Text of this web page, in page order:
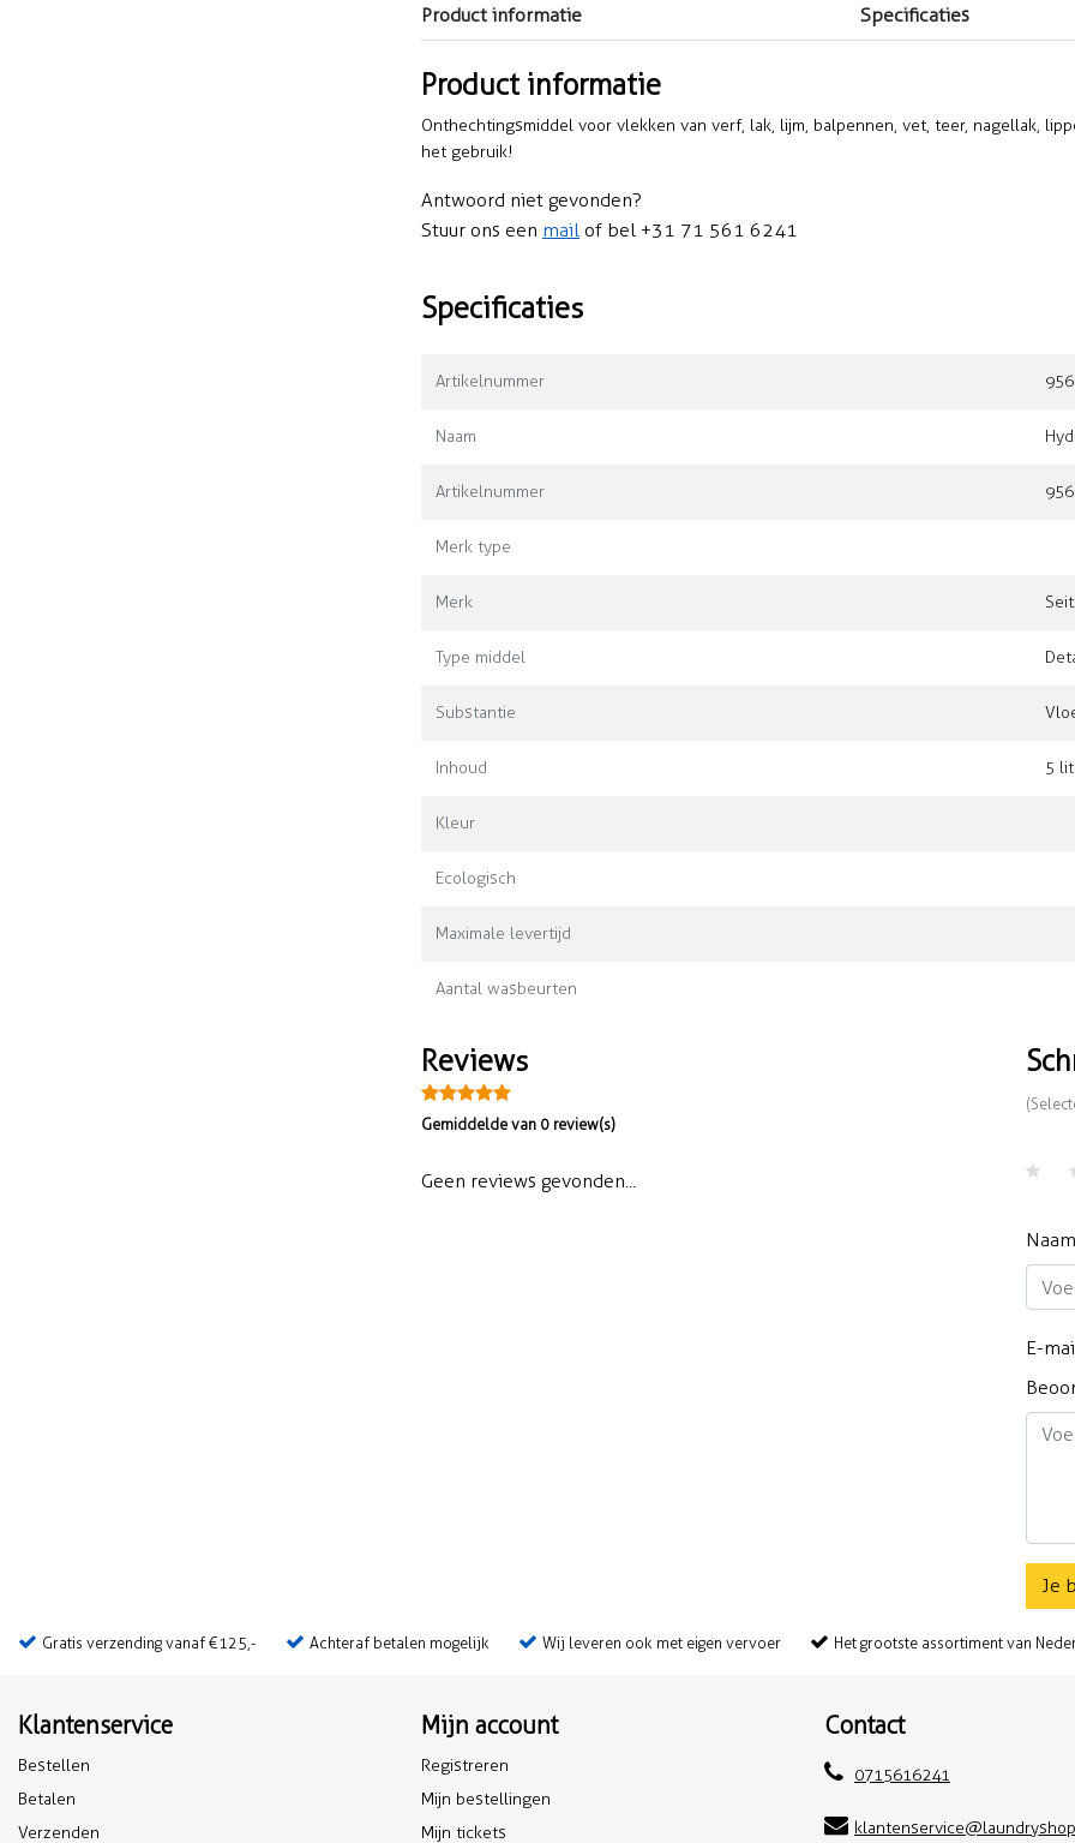
Product informatie Specificaties
Product informatie
Onthechtingsmiddel voor vlekken van verf, lak, lijm, balpennen, vet, teer, nagellak,
het gebruik!
Antwoord niet gevonden?
Stuur ons een mail of bel +31 71 561 6241
Specificaties
Artikelnummer
Naam
Artikelnummer
Merk type
Merk
Type middel
Substantie
Inhoud 5
Kleur
Ecologisch
Maximale levertijd
Aantal wasbeurten
Reviews
Gemiddelde van 0 review(s)
Geen reviews gevonden...
Naam
E-
Je
Gratis verzending vanaf €125,- Achteraf betalen mogelijk Wij leveren ook met eigen vervoer Het grootste assortiment van
Klantenservice
Bestellen
Betalen
Verzenden
Mijn account
Registreren
Mijn bestellingen
Mijn tickets
Contact
0715616241